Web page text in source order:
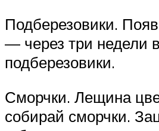
Подберезовики.
— через три недели
подберезовики.
Сморчки. Лещина
собирай сморчки.